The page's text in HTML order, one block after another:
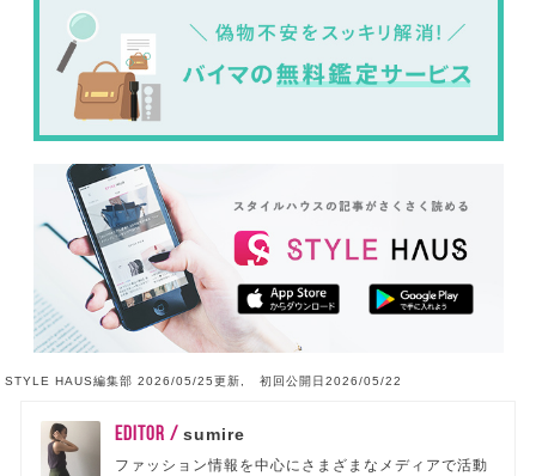
STYLE HAUS編集部 2026/05/25更新, 初回公開日2026/05/22
EDITOR /sumire
ファッション情報を中心にさまざまなメディアで活動